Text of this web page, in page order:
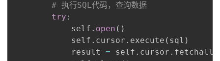
# 执行SQL代码，查询数据
try :
            self
. open ( )
            self
. cursor . execute ( sql )
            result
= self . cursor . fetchall